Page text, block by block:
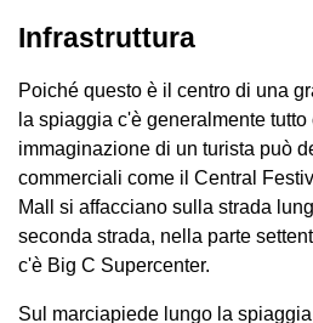
Infrastruttura
Poiché questo è il centro di una
la spiaggia c'è generalmente
immaginazione di un turista può
commerciali come il Central
Mall si affacciano sulla strada
seconda strada, nella parte
c'è Big C Supercenter.
Sul marciapiede lungo la